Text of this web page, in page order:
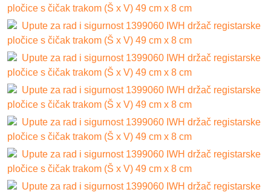
pločice s čičak trakom (Š x V) 49 cm x 8 cm
Upute za rad i sigurnost 1399060 IWH držač registarske
pločice s čičak trakom (Š x V) 49 cm x 8 cm
Upute za rad i sigurnost 1399060 IWH držač registarske
pločice s čičak trakom (Š x V) 49 cm x 8 cm
Upute za rad i sigurnost 1399060 IWH držač registarske
pločice s čičak trakom (Š x V) 49 cm x 8 cm
Upute za rad i sigurnost 1399060 IWH držač registarske
pločice s čičak trakom (Š x V) 49 cm x 8 cm
Upute za rad i sigurnost 1399060 IWH držač registarske
pločice s čičak trakom (Š x V) 49 cm x 8 cm
Upute za rad i sigurnost 1399060 IWH držač registarske